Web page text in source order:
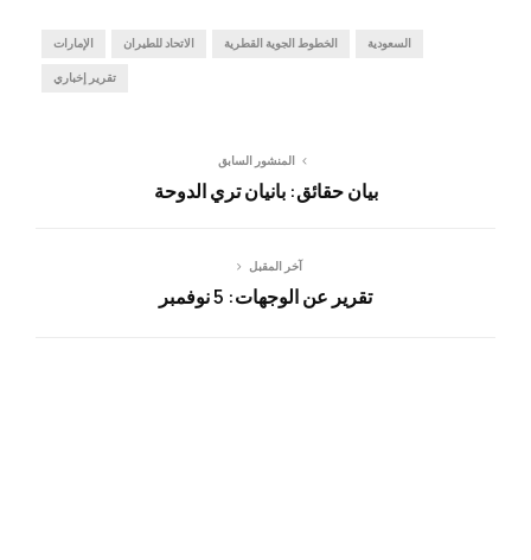
الإمارات الاتحاد للطيران الخطوط الجوية القطرية السعودية
تقرير إخباري
المنشور السابق
بيان حقائق: بانيان تري الدوحة
آخر المقبل
تقرير عن الوجهات: 5 نوفمبر